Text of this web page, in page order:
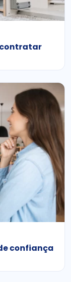
confiança